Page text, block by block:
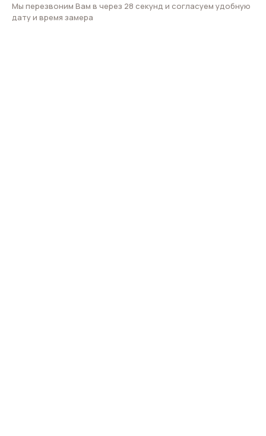
Мы перезвоним Вам в через 28 секунд и согласуем удобную
дату и время замера